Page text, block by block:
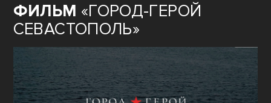
ФИЛЬМ «ГОРОД-ГЕРОЙ
СЕВАСТОПОЛЬ»